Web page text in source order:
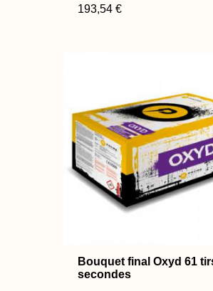
193,54 €
Bouquet final Oxyd 61
secondes